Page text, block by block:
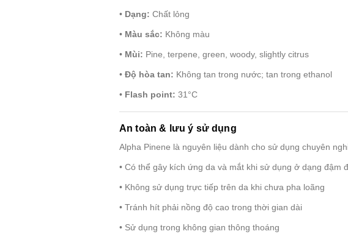
• Dạng: Chất lỏng
• Màu sắc: Không màu
• Mùi: Pine, terpene, green, woody, slightly citrus
• Độ hòa tan: Không tan trong nước; tan trong ethanol
• Flash point: 31°C
An toàn & lưu ý sử dụng
Alpha Pinene là nguyên liệu dành cho sử dụng chuyên
• Có thể gây kích ứng da và mắt khi sử dụng ở dạng đậm
• Không sử dụng trực tiếp trên da khi chưa pha loãng
• Tránh hít phải nồng độ cao trong thời gian dài
• Sử dụng trong không gian thông thoáng